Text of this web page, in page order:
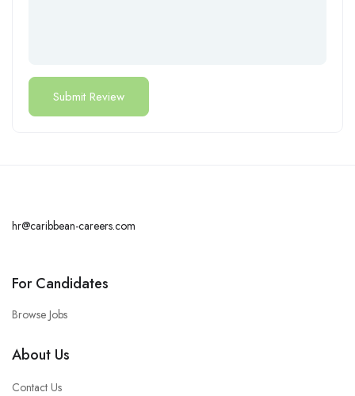
hr@caribbean-careers.com
For Candidates
Browse Jobs
About Us
Contact Us